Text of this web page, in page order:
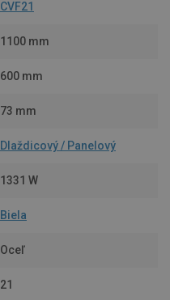
CVF21
1100 mm
600 mm
73 mm
Dlaždicový / Panelový
1331 W
Biela
Oceľ
21